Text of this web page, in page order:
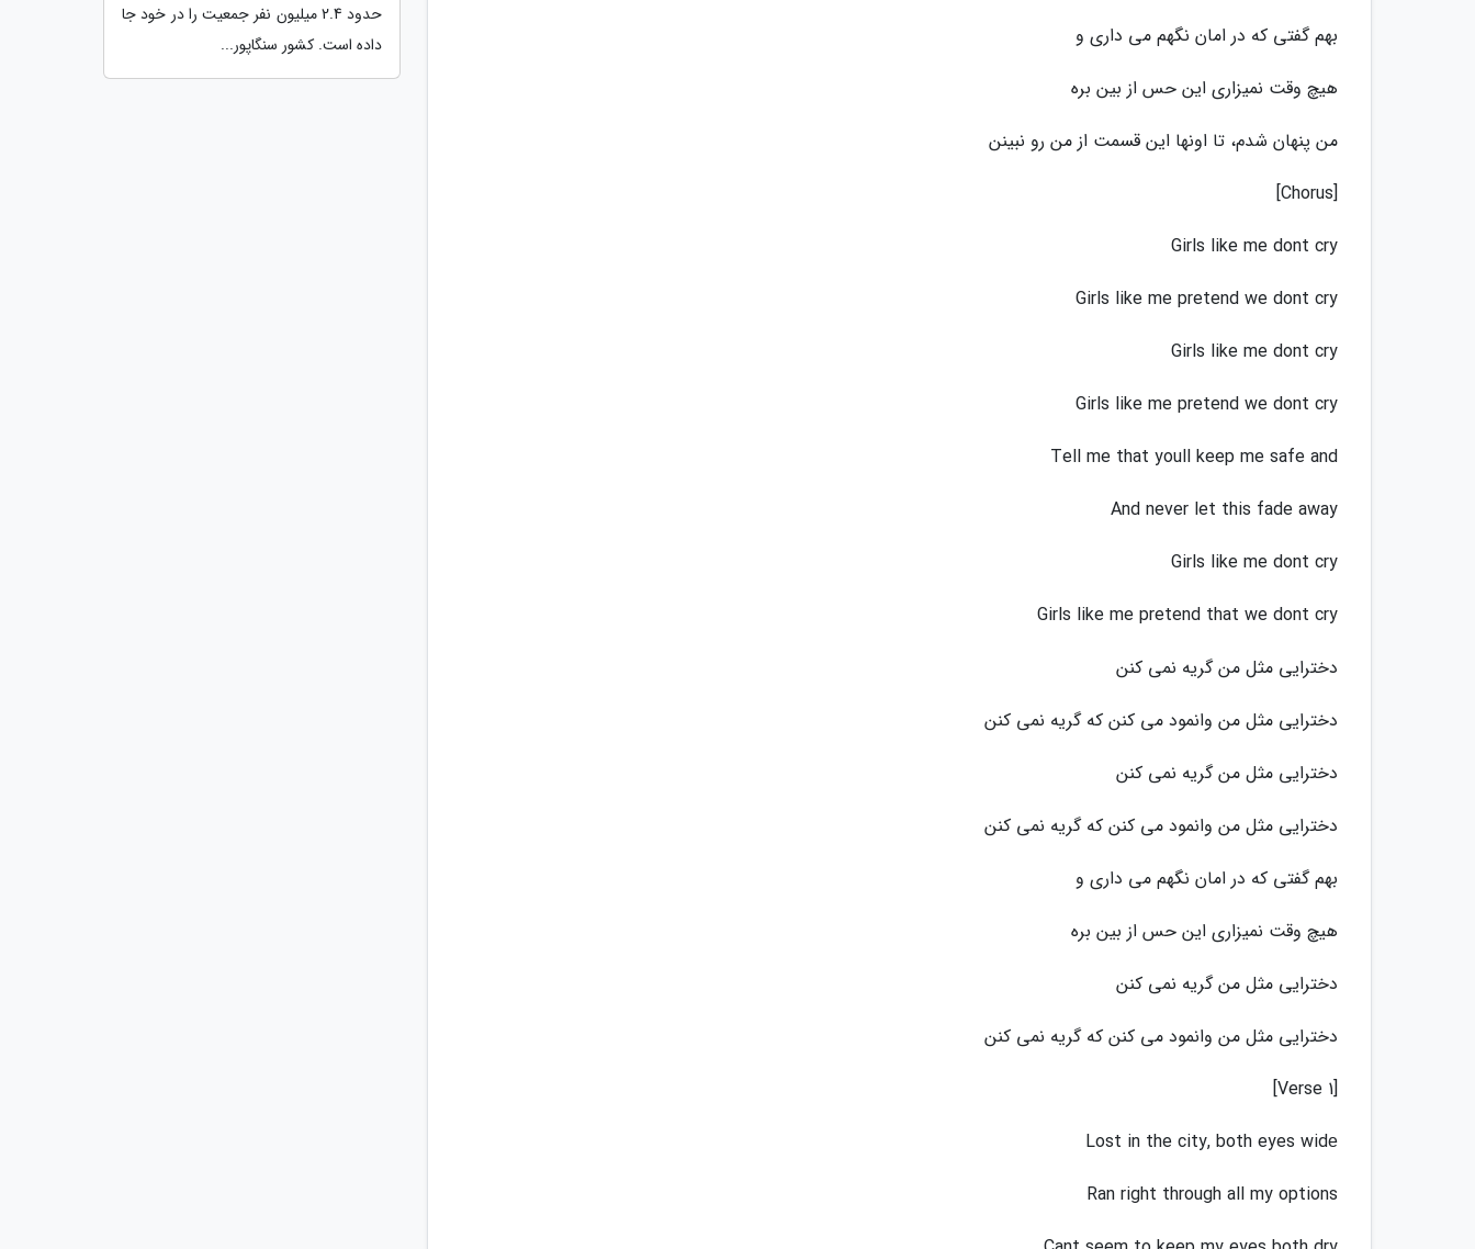
بهم گفتی که در امان نگهم می داری و
هیچ وقت نمیزاری این حس از بین بره
من پنهان شدم، تا اونها این قسمت از من رو نبینن
[Chorus]
Girls like me dont cry
Girls like me pretend we dont cry
Girls like me dont cry
Girls like me pretend we dont cry
Tell me that youll keep me safe and
And never let this fade away
Girls like me dont cry
Girls like me pretend that we dont cry
دخترایی مثل من گریه نمی کنن
دخترایی مثل من وانمود می کنن که گریه نمی کنن
دخترایی مثل من گریه نمی کنن
دخترایی مثل من وانمود می کنن که گریه نمی کنن
بهم گفتی که در امان نگهم می داری و
هیچ وقت نمیزاری این حس از بین بره
دخترایی مثل من گریه نمی کنن
دخترایی مثل من وانمود می کنن که گریه نمی کنن
[Verse 1]
Lost in the city, both eyes widе
Ran right through all my options
حدود 2.4 میلیون نفر جمعیت را در خود جا
داده است. کشور سنگاپور...